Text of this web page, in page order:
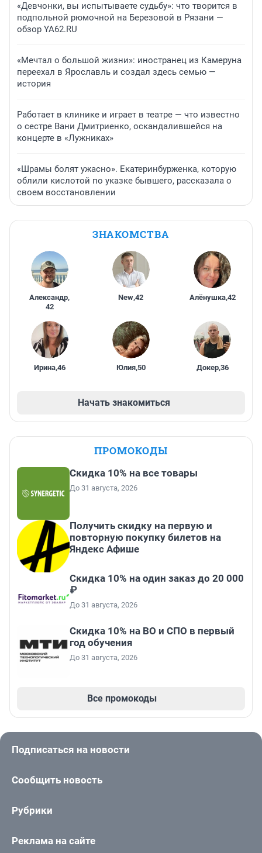
«Девчонки, вы испытываете судьбу»: что творится в
подпольной рюмочной на Березовой в Рязани —
обзор YA62.RU
«Мечтал о большой жизни»: иностранец из Камеруна
переехал в Ярославль и создал здесь семью —
история
Работает в клинике и играет в театре — что известно
о сестре Вани Дмитриенко, оскандалившейся на
концерте в «Лужниках»
«Шрамы болят ужасно». Екатеринбурженка, которую
облили кислотой по указке бывшего, рассказала о
своем восстановлении
ЗНАКОМСТВА
Александр,
42
New,42 Алёнушка,42
Ирина,46 Юлия,50 Докер,36
Начать знакомиться
ПРОМОКОДЫ
Скидка 10% на все товары
До 31 августа, 2026
Получить скидку на первую и
повторную покупку билетов на
Яндекс Афише
Скидка 10% на один заказ до 20 000
₽
До 31 августа, 2026
Скидка 10% на ВО и СПО в первый
год обучения
До 31 августа, 2026
Все промокоды
Подписаться на новости
Сообщить новость
Рубрики
Реклама на сайте